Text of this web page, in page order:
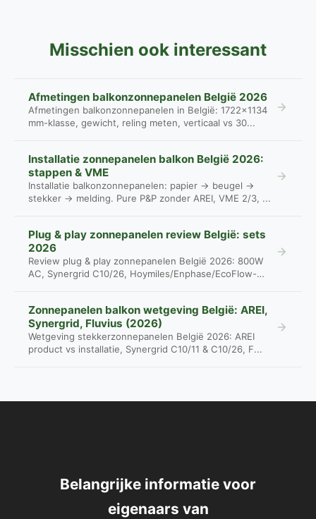
Misschien ook interessant
Afmetingen balkonzonnepanelen België 2026
Afmetingen balkonzonnepanelen in België: 1722×1134
mm-klasse, gewicht, reling meten, verticaal vs 30...
Installatie zonnepanelen balkon België 2026:
stappen & VME
Installatie balkonzonnepanelen: papier → beugel →
stekker → melding. Pure P&P zonder AREI, VME 2/3, ...
Plug & play zonnepanelen review België: sets
2026
Review plug & play zonnepanelen België 2026: 800W
AC, Synergrid C10/26, Hoymiles/Enphase/EcoFlow-
Zonnepanelen balkon wetgeving België: AREI,
Synergrid, Fluvius (2026)
Wetgeving stekkerzonnepanelen België 2026: AREI
product vs installatie, Synergrid C10/11 & C10/26, F...
Belangrijke informatie voor
eigenaars van